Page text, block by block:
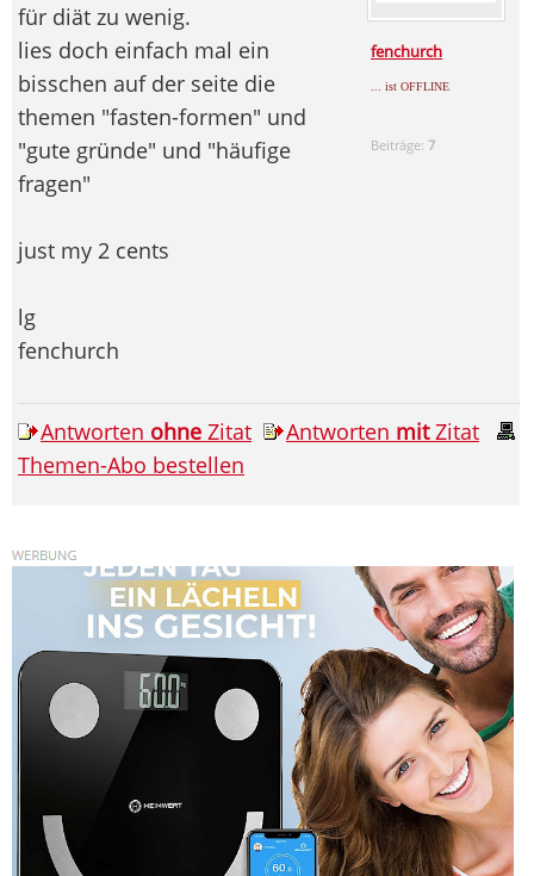
fenchurch
... ist OFFLINE
Beiträge:7
für diät zu wenig.
lies doch einfach mal ein
bisschen auf der seite die
themen "fasten-formen" und
"gute gründe" und "häufige
fragen"
just my 2 cents
lg
fenchurch
Antworten ohne Zitat Antworten mitZitat
Themen-Abo bestellen